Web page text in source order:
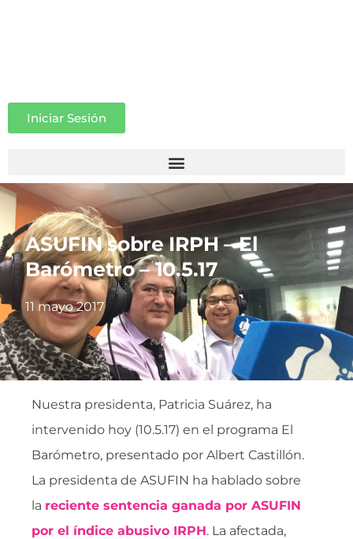
Iniciar Sesión
ASUFIN sobre IRPH – El
Barómetro – 10.5.17
11 mayo 2017
Nuestra presidenta, Patricia Suárez, ha
intervenido hoy (10.5.17) en el programa El
Barómetro, presentado por Albert Castillón.
La presidenta de ASUFIN ha hablado sobre
la reciente sentencia ganada por ASUFIN
por el índice abusivo IRPH. La afectada,